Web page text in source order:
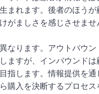
まれます。後者のほうが
がましさを感じさせませ
なります。アウトバウ
しますが、インバウンド
指します。情報提供を
購入を決断するプロセス